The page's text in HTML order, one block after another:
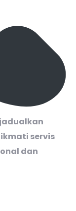
servis
dan